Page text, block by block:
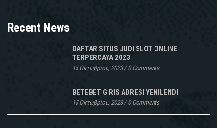
Recent News
DAFTAR SITUS JUDI SLOT ONLINE
TERPERCAYA 2023
15 Οκτωβρίου, 2023/0 Comments
BETEBET GIRIS ADRESI YENILENDI
15 Οκτωβρίου, 2023/0 Comments